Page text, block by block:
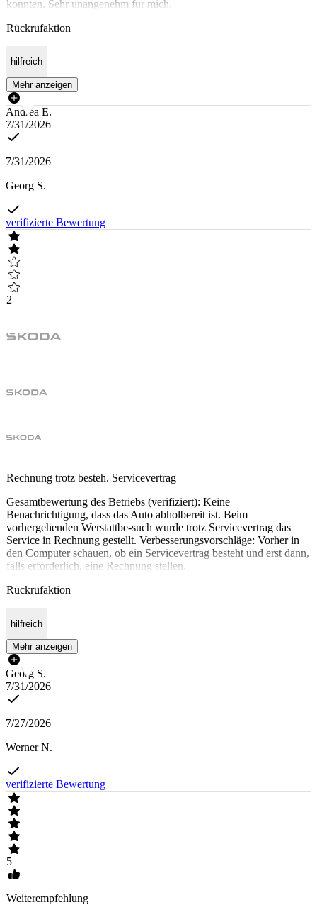
konnten. Sehr unangenehm für mich.
Rückrufaktion
hilfreich
Mehr anzeigen
Andrea E.
7/31/2026
7/31/2026
Georg S.
verifizierte Bewertung
2
Rechnung trotz besteh. Servicevertrag
Gesamtbewertung des Betriebs (verifiziert): Keine
Benachrichtigung, dass das Auto abholbereit ist. Beim
vorhergehenden Werstattbe-such wurde trotz Servicevertrag das
Service in Rechnung gestellt. Verbesserungsvorschläge: Vorher in
den Computer schauen, ob ein Servicevertrag besteht und erst dann,
falls erforderlich, eine Rechnung stellen.
Rückrufaktion
hilfreich
Mehr anzeigen
Georg S.
7/31/2026
7/27/2026
Werner N.
verifizierte Bewertung
5
Weiterempfehlung